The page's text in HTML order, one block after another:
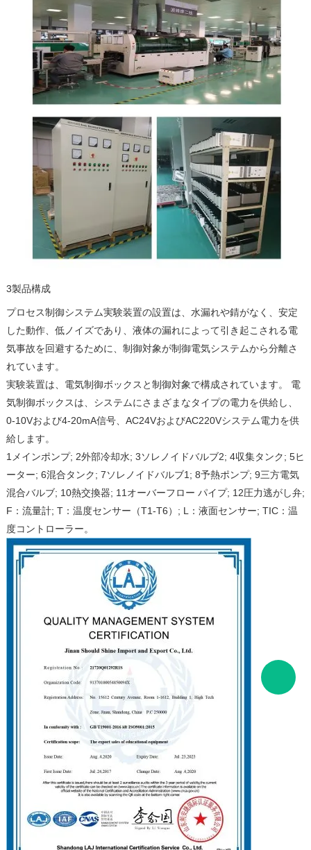
3製品構成
プロセス制御システム実験装置の設置は、水漏れや錆がなく、安定
した動作、低ノイズであり、液体の漏れによって引き起こされる電
気事故を回避するために、制御対象が制御電気システムから分離さ
れています。
実験装置は、電気制御ボックスと制御対象で構成されています。 電
気制御ボックスは、システムにさまざまなタイプの電力を供給し、
0-10Vおよび4-20mA信号、AC24VおよびAC220Vシステム電力を供
給します。
1メインポンプ; 2外部冷却水; 3ソレノイドバルブ2; 4収集タンク; 5ヒ
ーター; 6混合タンク; 7ソレノイドバルブ1; 8予熱ポンプ; 9三方電気
混合バルブ; 10熱交換器; 11オーバーフロー パイプ; 12圧力逃がし弁;
F：流量計; T：温度センサー（T1-T6）; L：液面センサー; TIC：温
度コントローラー。